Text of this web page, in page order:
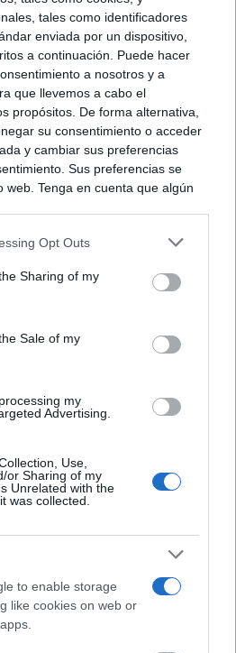
tales como identificadores
enviada por un dispositivo,
a continuación. Puede hacer
a nosotros y a
que llevemos a cabo el
propósitos. De forma alternativa,
su consentimiento o acceder
y cambiar sus preferencias
Sus preferencias se
web. Tenga en cuenta que algún
Puede cambiar sus preferencias
en el botón "Privacidad" en la
web.
app uses one or more Google
store information including but
usage behaviour. You may click to
purposes in below Google
Opt Outs
Sharing of my
Sale of my
my
Advertising.
Use,
or Sharing of my
Unrelated with the
was collected.
to enable storage
like cookies on web or
modelos: desde las planas,
y que permitían manejarlas
Llevaban asas en su parte
famosas y populares las
de Almagro.
agricultores utilizaban
de plástico cuadrado, que se
estrecha y algo rígida,